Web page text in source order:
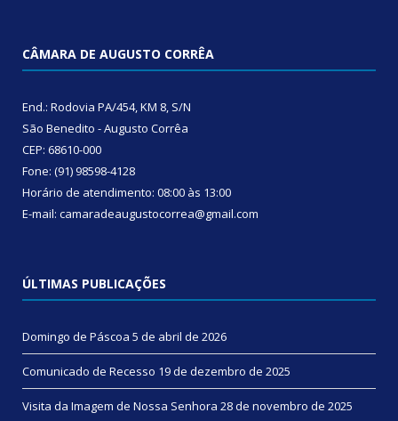
CÂMARA DE AUGUSTO CORRÊA
End.: Rodovia PA/454, KM 8, S/N
São Benedito - Augusto Corrêa
CEP: 68610-000
Fone: (91) 98598-4128
Horário de atendimento: 08:00 às 13:00
E-mail: camaradeaugustocorrea@gmail.com
ÚLTIMAS PUBLICAÇÕES
Domingo de Páscoa 5 de abril de 2026
Comunicado de Recesso 19 de dezembro de 2025
Visita da Imagem de Nossa Senhora 28 de novembro de 2025